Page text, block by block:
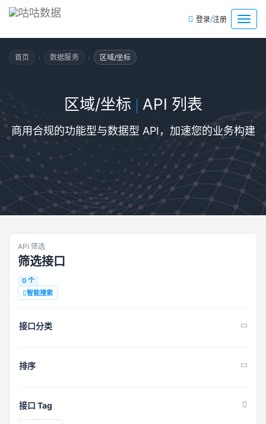
菜
单
登录/注册
首页 › 数据服务 › 区域/坐标
区域/坐标 | API 列表
商用合规的功能型与数据型 API，加速您的业务构建
API 筛选
筛选接口
0 个
智能搜索
接口分类
排序
接口 Tag